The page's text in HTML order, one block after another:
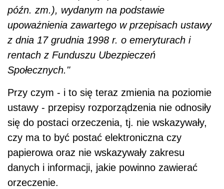
późn. zm.), wydanym na podstawie
upoważnienia zawartego w przepisach ustawy
z dnia 17 grudnia 1998 r. o emeryturach i
rentach z Funduszu Ubezpieczeń
Społecznych."
Przy czym - i to się teraz zmienia na poziomie
ustawy - przepisy rozporządzenia nie odnosiły
się do postaci orzeczenia, tj. nie wskazywały,
czy ma to być postać elektroniczna czy
papierowa oraz nie wskazywały zakresu
danych i informacji, jakie powinno zawierać
orzeczenie.